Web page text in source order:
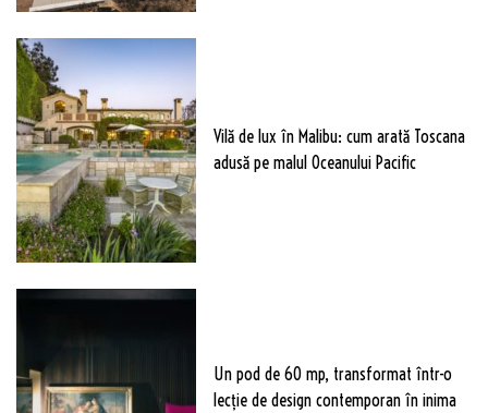
Vilă de lux în Malibu: cum arată Toscana
adusă pe malul Oceanului Pacific
Un pod de 60 mp, transformat într-o
lecție de design contemporan în inima